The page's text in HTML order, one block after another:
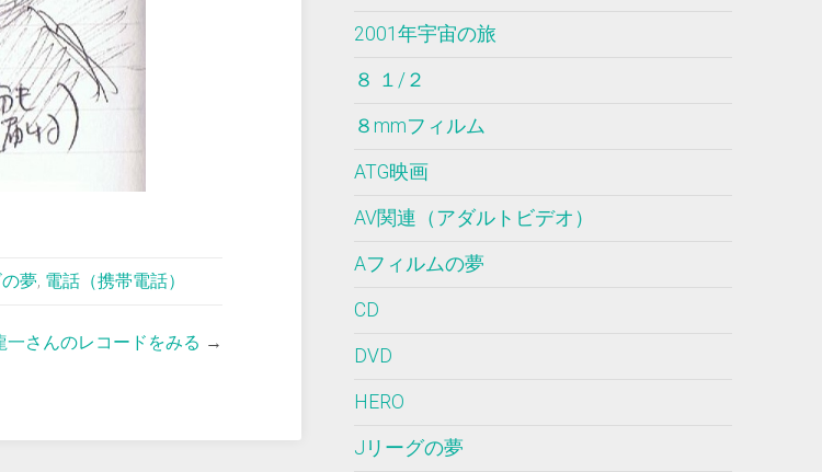
夢, 電話（携帯電話）
一さんのレコードをみる →
2001年宇宙の旅
８ １/２
８mmフィルム
ATG映画
AV関連（アダルトビデオ）
Aフィルムの夢
CD
DVD
HERO
Jリーグの夢